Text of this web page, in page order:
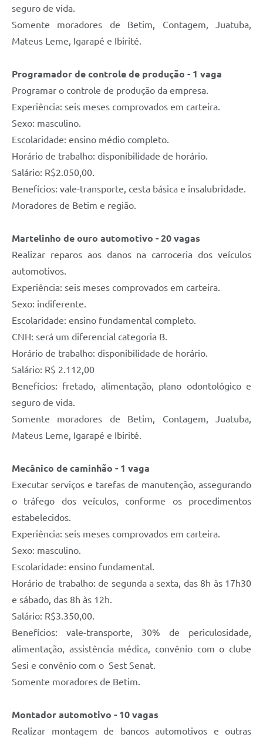
seguro de vida.
Somente moradores de Betim, Contagem, Juatuba,
Mateus Leme, Igarapé e Ibirité.
Programador de controle de produção - 1 vaga
Programar o controle de produção da empresa.
Experiência: seis meses comprovados em carteira.
Sexo: masculino.
Escolaridade: ensino médio completo.
Horário de trabalho: disponibilidade de horário.
Salário: R$2.050,00.
Benefícios: vale-transporte, cesta básica e insalubridade.
Moradores de Betim e região.
Martelinho de ouro automotivo - 20 vagas
Realizar reparos aos danos na carroceria dos veículos
automotivos.
Experiência: seis meses comprovados em carteira.
Sexo: indiferente.
Escolaridade: ensino fundamental completo.
CNH: será um diferencial categoria B.
Horário de trabalho: disponibilidade de horário.
Salário: R$ 2.112,00
Benefícios: fretado, alimentação, plano odontológico e
seguro de vida.
Somente moradores de Betim, Contagem, Juatuba,
Mateus Leme, Igarapé e Ibirité.
Mecânico de caminhão - 1 vaga
Executar serviços e tarefas de manutenção, assegurando
o tráfego dos veículos, conforme os procedimentos
estabelecidos.
Experiência: seis meses comprovados em carteira.
Sexo: masculino.
Escolaridade: ensino fundamental.
Horário de trabalho: de segunda a sexta, das 8h às 17h30
e sábado, das 8h às 12h.
Salário: R$3.350,00.
Benefícios: vale-transporte, 30% de periculosidade,
alimentação, assistência médica, convênio com o clube
Sesi e convênio com o Sest Senat.
Somente moradores de Betim.
Montador automotivo - 10 vagas
Realizar montagem de bancos automotivos e outras